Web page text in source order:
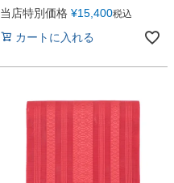
当店特別価格 ¥15,400税込
カートに入れる